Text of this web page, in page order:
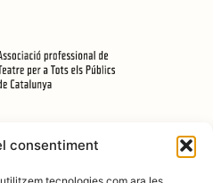
consentiment